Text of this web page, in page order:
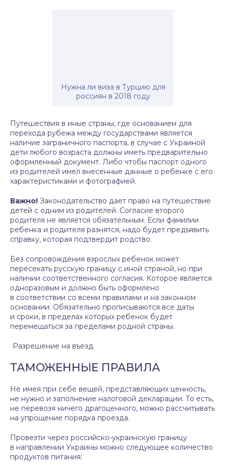
Нужна ли виза в Турцию для
россиян в 2018 году
Путешествия в иные страны, где основанием для
перехода рубежа между государствами является
наличие заграничного паспорта, в случае с Украиной
дети любого возраста должны иметь предварительно
оформленный документ. Либо чтобы паспорт одного
из родителей имел внесенные данные о ребенке с его
характеристиками и фотографией.
Важно! Законодательство дает право на путешествие
детей с одним из родителей. Согласие второго
родителя не является обязательным. Если фамилии
ребенка и родителя разнятся, надо будет предъявить
справку, которая подтвердит родство.
Без сопровождения взрослых ребенок может
пересекать русскую границу с иной страной, но при
наличии соответственного согласия. Которое является
одноразовым и должно быть оформлено
в соответствии со всеми правилами и на законном
основании. Обязательно прописываются все даты
и сроки, в пределах которых ребенок будет
перемещаться за пределами родной страны.
Разрешение на въезд
ТАМОЖЕННЫЕ ПРАВИЛА
Не имея при себе вещей, представляющих ценность,
не нужно и заполнение налоговой декларации. То есть,
не перевозя ничего драгоценного, можно рассчитывать
на упрощение порядка проезда.
Провезти через российско-украинскую границу
в направлении Украины можно следующее количество
продуктов питания: